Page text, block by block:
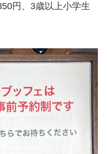
円、3歳以上小学生